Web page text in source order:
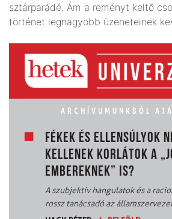
sztárparádé. Ám a reményt keltő
történet legnagyobb üzeneteinek
ARCHÍVUMUNKBÓL
FÉKEK ÉS ELLENSÚLYOK
KELLENEK KORLÁTOK A
EMBEREKNEK” IS?
A szubjektív hangulatok és a
rossz tanácsadó az